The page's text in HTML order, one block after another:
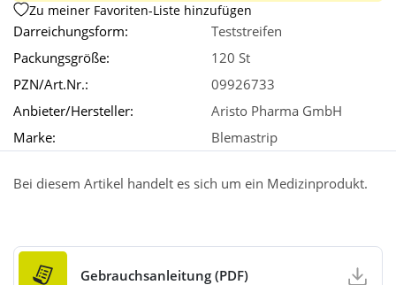
Zu meiner Favoriten-Liste hinzufügen
Darreichungsform:
Teststreifen
Packungsgröße:
120 St
PZN/Art.Nr.:
09926733
Anbieter/Hersteller:
Aristo Pharma GmbH
Marke:
Blemastrip
Bei diesem Artikel handelt es sich um ein Medizinprodukt.
Gebrauchsanleitung (PDF)